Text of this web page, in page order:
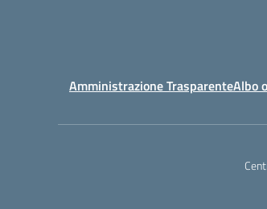
Amministrazione TrasparenteAlbo